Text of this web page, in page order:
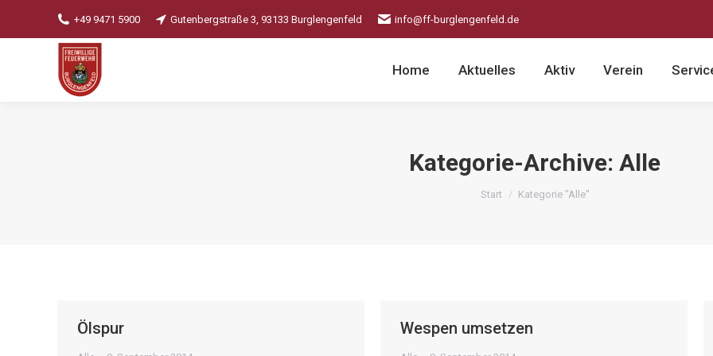
+49 9471 5900 Gutenbergstraße 3, 93133 Burglengenfeld info@ff-burglengenfeld.de
Home Aktuelles Aktiv Verein
Kategorie-Archive: Alle
Sie befinden sich hier:
Start Kategorie "Alle"
Ölspur Wespen umsetzen